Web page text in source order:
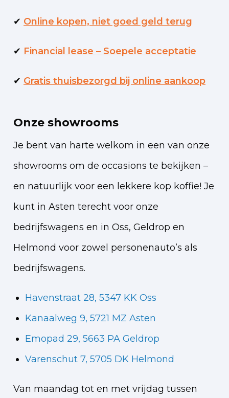
✔ Online kopen, niet goed geld terug
✔ Financial lease – Soepele acceptatie
✔ Gratis thuisbezorgd bij online aankoop
Onze showrooms
Je bent van harte welkom in een van onze
showrooms om de occasions te bekijken –
en natuurlijk voor een lekkere kop koffie! Je
kunt in Asten terecht voor onze
bedrijfswagens en in Oss, Geldrop en
Helmond voor zowel personenauto’s als
bedrijfswagens.
Havenstraat 28, 5347 KK Oss
Kanaalweg 9, 5721 MZ Asten
Emopad 29, 5663 PA Geldrop
Varenschut 7, 5705 DK Helmond
Van maandag tot en met vrijdag tussen